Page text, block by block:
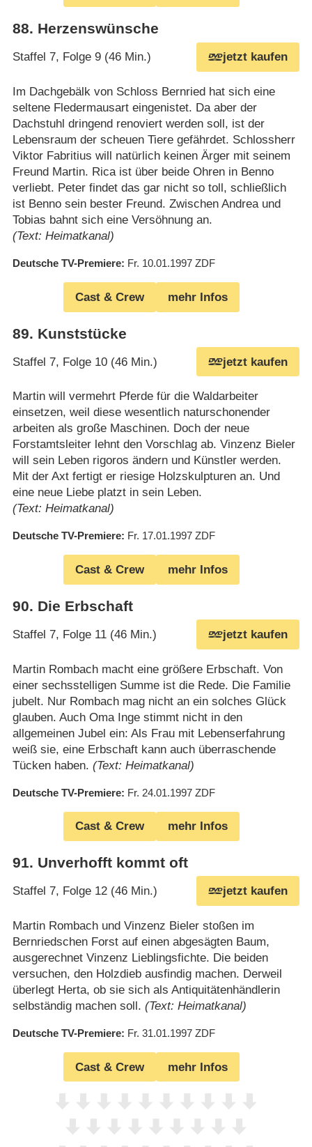
88. Herzenswünsche
Staffel 7, Folge 9 (46 Min.) jetzt kaufen
Im Dachgebälk von Schloss Bernried hat sich eine
seltene Fledermausart eingenistet. Da aber der
Dachstuhl dringend renoviert werden soll, ist der
Lebensraum der scheuen Tiere gefährdet. Schlossherr
Viktor Fabritius will natürlich keinen Ärger mit seinem
Freund Martin. Rica ist über beide Ohren in Benno
verliebt. Peter findet das gar nicht so toll, schließlich
ist Benno sein bester Freund. Zwischen Andrea und
Tobias bahnt sich eine Versöhnung an.
(Text: Heimatkanal)
Deutsche TV-Premiere Fr. 10.01.1997 ZDF
Cast & Crew mehr Infos
89. Kunststücke
Staffel 7, Folge 10 (46 Min.) jetzt kaufen
Martin will vermehrt Pferde für die Waldarbeiter
einsetzen, weil diese wesentlich naturschonender
arbeiten als große Maschinen. Doch der neue
Forstamtsleiter lehnt den Vorschlag ab. Vinzenz Bieler
will sein Leben rigoros ändern und Künstler werden.
Mit der Axt fertigt er riesige Holzskulpturen an. Und
eine neue Liebe platzt in sein Leben.
(Text: Heimatkanal)
Deutsche TV-Premiere Fr. 17.01.1997 ZDF
Cast & Crew mehr Infos
90. Die Erbschaft
Staffel 7, Folge 11 (46 Min.) jetzt kaufen
Martin Rombach macht eine größere Erbschaft. Von
einer sechsstelligen Summe ist die Rede. Die Familie
jubelt. Nur Rombach mag nicht an ein solches Glück
glauben. Auch Oma Inge stimmt nicht in den
allgemeinen Jubel ein: Als Frau mit Lebenserfahrung
weiß sie, eine Erbschaft kann auch überraschende
Tücken haben. (Text: Heimatkanal)
Deutsche TV-Premiere Fr. 24.01.1997 ZDF
Cast & Crew mehr Infos
91. Unverhofft kommt oft
Staffel 7, Folge 12 (46 Min.) jetzt kaufen
Martin Rombach und Vinzenz Bieler stoßen im
Bernriedschen Forst auf einen abgesägten Baum,
ausgerechnet Vinzenz Lieblingsfichte. Die beiden
versuchen, den Holzdieb ausfindig machen. Derweil
überlegt Herta, ob sie sich als Antiquitätenhändlerin
selbständig machen soll. (Text: Heimatkanal)
Deutsche TV-Premiere Fr. 31.01.1997 ZDF
Cast & Crew mehr Infos